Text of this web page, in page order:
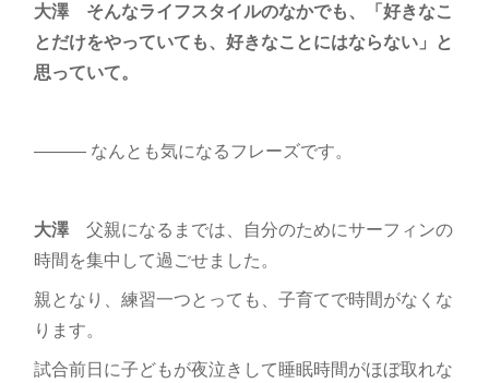
大澤 そんなライフスタイルのなかでも、「好きなこ
とだけをやっていても、好きなことにはならない」と
思っていて。
――― なんとも気になるフレーズです。
大澤 父親になるまでは、自分のためにサーフィンの
時間を集中して過ごせました。
親となり、練習一つとっても、子育てで時間がなくな
ります。
試合前日に子どもが夜泣きして睡眠時間がほぼ取れな